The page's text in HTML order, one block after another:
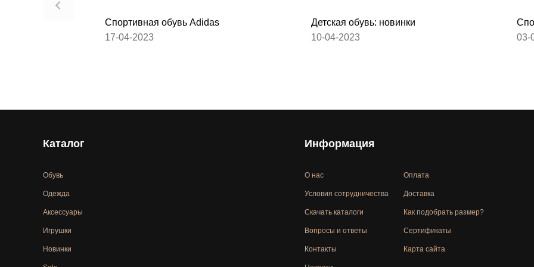
Спортивная обувь Adidas
17-04-2023
Детская обувь: новинки
10-04-2023
03-
Каталог
Обувь
Одежда
Аксессуары
Игрушки
Новинки
Информация
О нас
Условия сотрудничества
Скачать каталоги
Вопросы и ответы
Контакты
Оплата
Доставка
Как подобрать размер?
Сертификаты
Карта сайта